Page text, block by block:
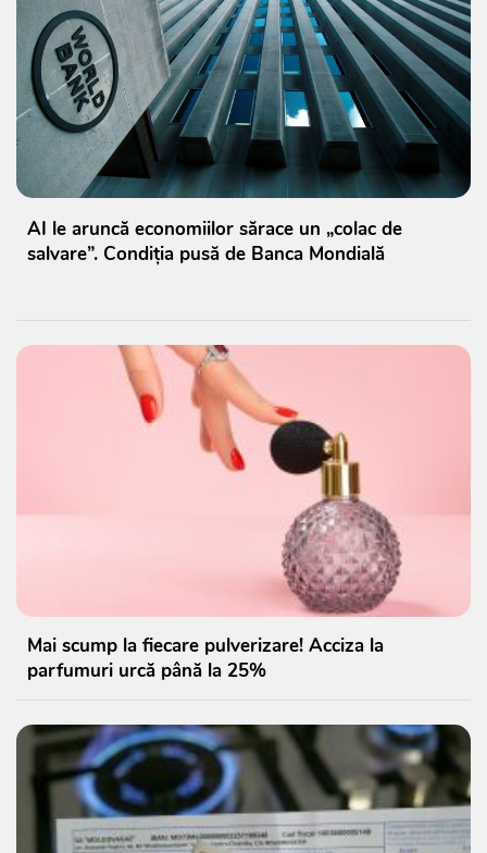
AI le aruncă economiilor sărace un „colac de
salvare”. Condiția pusă de Banca Mondială
Mai scump la fiecare pulverizare! Acciza la
parfumuri urcă până la 25%